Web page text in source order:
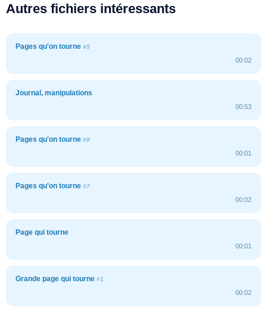
Autres fichiers intéressants
Pages qu'on tourne #5
00:02
Journal, manipulations
00:53
Pages qu'on tourne #9
00:01
Pages qu'on tourne #7
00:02
Page qui tourne
00:01
Grande page qui tourne #1
00:02